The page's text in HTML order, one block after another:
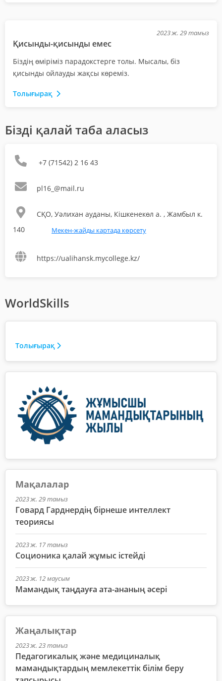
2023 ж. 29 тамыз
Қисынды-қисынды емес
Біздің өміріміз парадокстерге толы. Мысалы, біз
қисынды ойлауды жақсы көреміз.
Толығырақ
Бізді қалай таба аласыз
+7 (71542) 2 16 43
pl16_@mail.ru
СҚО, Уәлихан ауданы, Кішкенекөл а. , Жамбыл к.
140
Мекен-жайды картада көрсету
https://ualihansk.mycollege.kz/
WorldSkills
Толығырақ
Мақалалар
2023 ж. 29 тамыз
Говард Гарднердің бірнеше интеллект
теориясы
2023 ж. 17 тамыз
Соционика қалай жұмыс істейді
2023 ж. 12 маусым
Мамандық таңдауға ата-ананың әсері
Жаңалықтар
2023 ж. 23 тамыз
Педагогикалық және медициналық
мамандықтардың мемлекеттік білім беру